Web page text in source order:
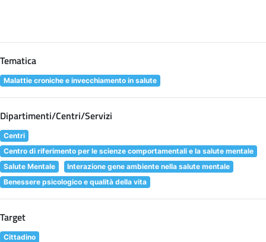
Tematica
Malattie croniche e invecchiamento in salute
Dipartimenti/Centri/Servizi
Centri
Centro di riferimento per le scienze comportamentali e la salute mentale
Salute Mentale
Interazione gene ambiente nella salute mentale
Benessere psicologico e qualità della vita
Target
Cittadino